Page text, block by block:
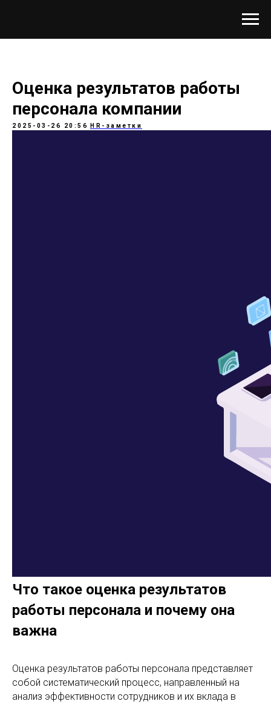
Оценка результатов работы
персонала компании
2025-03-26 20:56 HR-заметки
Что такое оценка результатов
работы персонала и почему она
важна
Оценка результатов работы персонала представляет
собой систематический процесс, направленный на
анализ эффективности сотрудников и их вклада в